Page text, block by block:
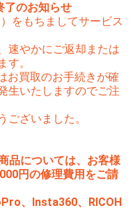
了のお知らせ
をもちましてサービス
速やかにご返却または
す。
お買取のお手続きが確
生いたしますのでご注
ございました。
品については、お客様
円の修理費用をご請
、Insta360、RICOH